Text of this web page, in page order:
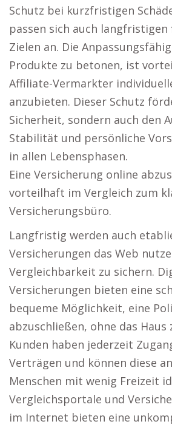
Schutz bei kurzfristigen
passen sich auch langfristigen
Zielen an. Die
Produkte zu betonen, ist
Affiliate-Vermarkter
anzubieten. Dieser Schutz
Sicherheit, sondern auch den
Stabilität und persönliche
in allen Lebensphasen.
Eine Versicherung online
vorteilhaft im Vergleich zum
Versicherungsbüro.
Langfristig werden auch
Versicherungen das Web
Vergleichbarkeit zu sichern.
Versicherungen bieten eine
bequeme Möglichkeit, eine
abzuschließen, ohne das Haus
Kunden haben jederzeit
Verträgen und können diese
Menschen mit wenig Freizeit
Vergleichsportale und
im Internet bieten eine